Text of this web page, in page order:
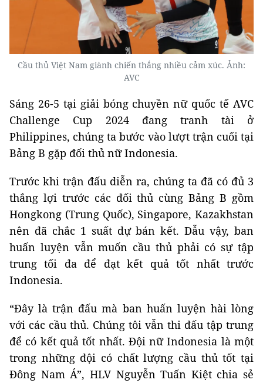
Cầu thủ Việt Nam giành chiến thắng nhiều cảm xúc. Ảnh:
AVC
Sáng 26-5 tại giải bóng chuyền nữ quốc tế AVC
Challenge Cup 2024 đang tranh tài ở
Philippines, chúng ta bước vào lượt trận cuối tại
Bảng B gặp đối thủ nữ Indonesia.
Trước khi trận đấu diễn ra, chúng ta đã có đủ 3
thắng lợi trước các đối thủ cùng Bảng B gồm
Hongkong (Trung Quốc), Singapore, Kazakhstan
nên đã chắc 1 suất dự bán kết. Dẫu vậy, ban
huấn luyện vẫn muốn cầu thủ phải có sự tập
trung tối đa để đạt kết quả tốt nhất trước
Indonesia.
“Đây là trận đấu mà ban huấn luyện hài lòng
với các cầu thủ. Chúng tôi vẫn thi đấu tập trung
để có kết quả tốt nhất. Đội nữ Indonesia là một
trong những đội có chất lượng cầu thủ tốt tại
Đông Nam Á”, HLV Nguyễn Tuấn Kiệt chia sẻ